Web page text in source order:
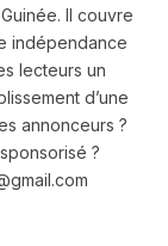
Il couvre
indépendance
lecteurs un
d’une
annonceurs ?
?